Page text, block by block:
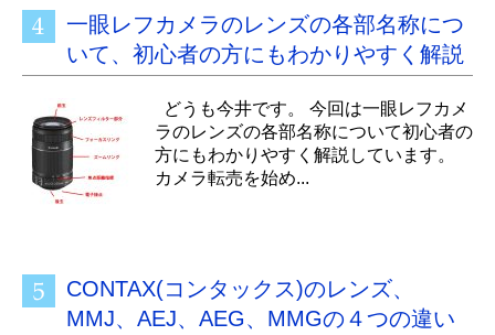
一眼レフカメラのレンズの各部名称につ
いて、初心者の方にもわかりやすく解説
どうも今井です。 今回は一眼レフカメ
ラのレンズの各部名称について初心者の
方にもわかりやすく解説しています。
カメラ転売を始め...
CONTAX(コンタックス)のレンズ、
MMJ、AEJ、AEG、MMGの４つの違い